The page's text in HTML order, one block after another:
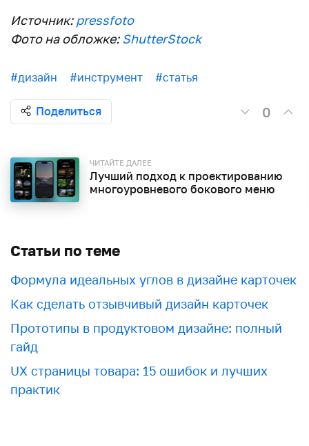
Источник:pressfoto
Фото на обложке:ShutterStock
#дизайн #инструмент #статья
Поделиться 0
ЧИТАЙТЕ ДАЛЕЕ
Лучший подход к проектированию
многоуровневого бокового меню
Статьи по теме
Формула идеальных углов в дизайне карточек
Как сделать отзывчивый дизайн карточек
Прототипы в продуктовом дизайне: полный
гайд
UX страницы товара: 15 ошибок и лучших
практик